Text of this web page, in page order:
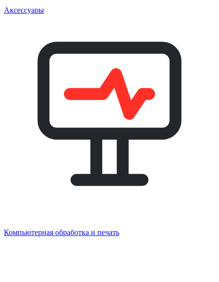
Аксессуары
Компьютерная обработка и печать